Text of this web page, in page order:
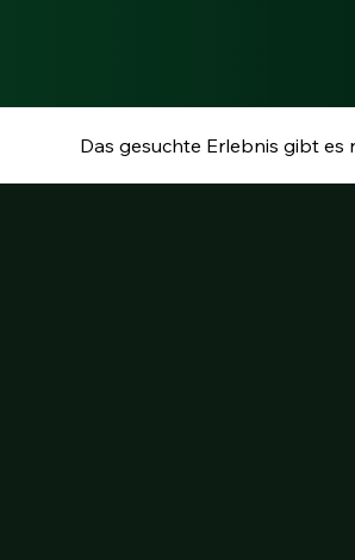
Das gesuchte Erlebnis gibt es